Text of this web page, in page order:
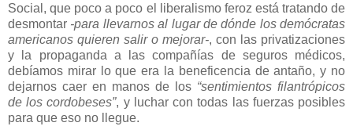
Social, que poco a poco el liberalismo feroz está tratando de
desmontar -para llevarnos al lugar de dónde los demócratas
americanos quieren salir o mejorar-, con las privatizaciones
y la propaganda a las compañías de seguros médicos,
debíamos mirar lo que era la beneficencia de antaño, y no
dejarnos caer en manos de los “sentimientos filantrópicos
de los cordobeses”, y luchar con todas las fuerzas posibles
para que eso no llegue.